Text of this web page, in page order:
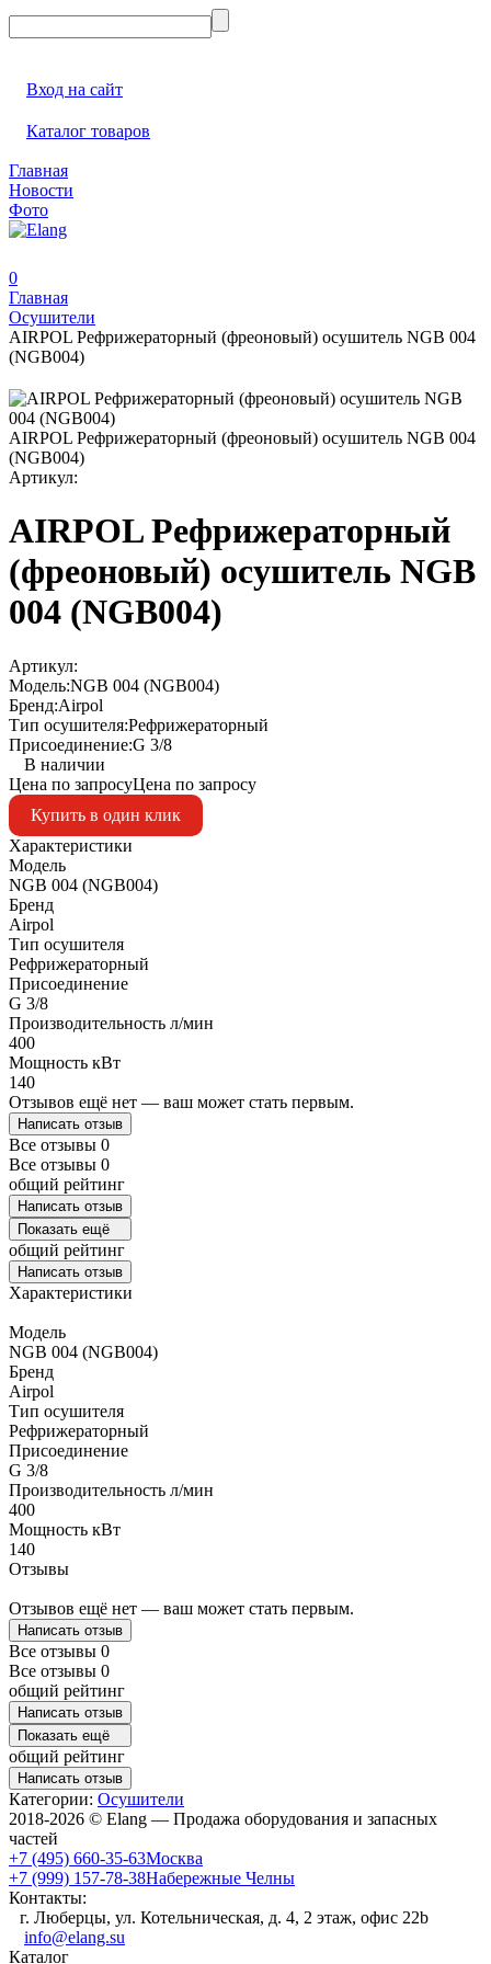
Вход на сайт
Каталог товаров
Главная
Новости
Фото
0
Главная
Осушители
AIRPOL Рефрижераторный (фреоновый) осушитель NGB 004
(NGB004)
AIRPOL Рефрижераторный (фреоновый) осушитель NGB 004
(NGB004)
Артикул:
AIRPOL Рефрижераторный
(фреоновый) осушитель NGB
004 (NGB004)
Артикул:
Модель:NGB 004 (NGB004)
Бренд:Airpol
Тип осушителя:Рефрижераторный
Присоединение:G 3/8
В наличии
Цена по запросуЦена по запросу
Купить в один клик
Характеристики
Модель
NGB 004 (NGB004)
Бренд
Airpol
Тип осушителя
Рефрижераторный
Присоединение
G 3/8
Производительность л/мин
400
Мощность кВт
140
Отзывов ещё нет — ваш может стать первым.
Написать отзыв
Все отзывы 0
Все отзывы 0
общий рейтинг
Написать отзыв
Показать ещё
общий рейтинг
Написать отзыв
Характеристики
Модель
NGB 004 (NGB004)
Бренд
Airpol
Тип осушителя
Рефрижераторный
Присоединение
G 3/8
Производительность л/мин
400
Мощность кВт
140
Отзывы
Отзывов ещё нет — ваш может стать первым.
Написать отзыв
Все отзывы 0
Все отзывы 0
общий рейтинг
Написать отзыв
Показать ещё
общий рейтинг
Написать отзыв
Категории: Осушители
2018-2026 © Elang — Продажа оборудования и запасных
частей
+7 (495) 660-35-63Москва
+7 (999) 157-78-38Набережные Челны
Контакты:
г. Люберцы, ул. Котельническая, д. 4, 2 этаж, офис 22b
info@elang.su
Каталог